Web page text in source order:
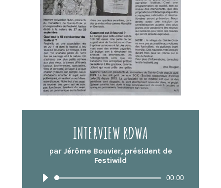
INTERVIEW RDWA
par Jérôme Bouvier, président de
Festiwild
Lecteur
00:00